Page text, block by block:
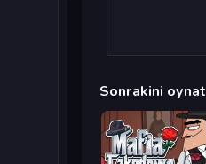
Sonrakini oynat